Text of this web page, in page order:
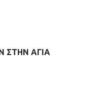
ΣΤΗΝ ΑΓΙΑ